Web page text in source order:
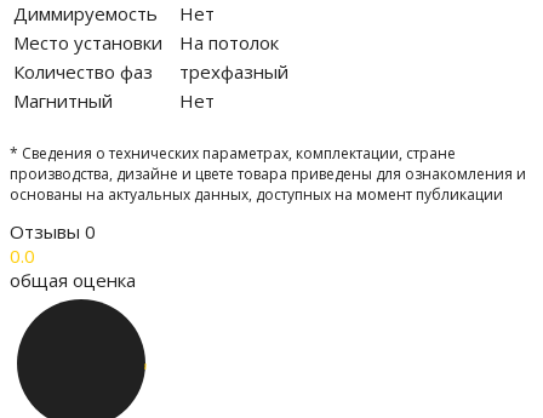
Диммируемость
Нет
Место установки
На потолок
Количество фаз
трехфазный
Магнитный
Нет
* Сведения о технических параметрах, комплектации, стране
производства, дизайне и цвете товара приведены для ознакомления и
основаны на актуальных данных, доступных на момент публикации
Отзывы 0
0.0
общая оценка